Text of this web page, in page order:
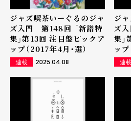
ジャズ喫茶いーぐるのジャ
ズ入門 第148回 「新譜特
集」第13回 注目盤ピックア
ップ（2017年4月・選）
連載 2025.04.08
ジ
ズ
集
ッ
連載